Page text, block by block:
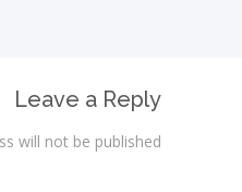
Leave a Reply
will not be published.